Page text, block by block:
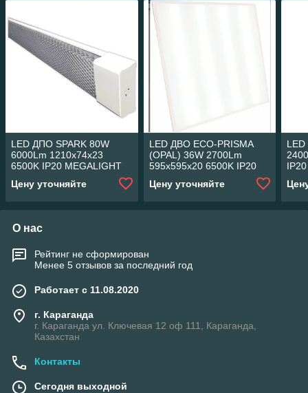
LED ДПО SPARK 80W
6000Lm 1210x74x23
6500K IP20 MEGALIGHT
Цену уточняйте
LED ДВО ECO-PRISMA
(OPAL) 36W 2700Lm
595x595x20 6500K IP20
Цену уточняйте
О нас
Рейтинг не сформирован
Менее 5 отзывов за последний год
Работает с 11.08.2020
г. Караганда
г. Караганда ул. Ключевая 12 оф 111, Караганда,
Казахстан
Контакты
Сегодня выходной